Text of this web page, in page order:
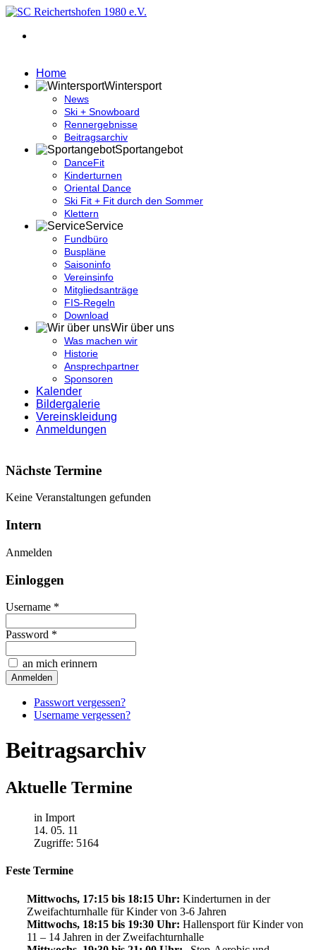
Home
Wintersport
News
Ski + Snowboard
Rennergebnisse
Beitragsarchiv
Sportangebot
DanceFit
Kinderturnen
Oriental Dance
Ski Fit + Fit durch den Sommer
Klettern
Service
Fundbüro
Buspläne
Saisoninfo
Vereinsinfo
Mitgliedsanträge
FIS-Regeln
Download
Wir über uns
Was machen wir
Historie
Ansprechpartner
Sponsoren
Kalender
Bildergalerie
Vereinskleidung
Anmeldungen
Nächste Termine
Keine Veranstaltungen gefunden
Intern
Anmelden
Einloggen
Username *
Password *
an mich erinnern
Passwort vergessen?
Username vergessen?
Beitragsarchiv
Aktuelle Termine
in Import
14. 05. 11
Zugriffe: 5164
Feste Termine
Mittwochs, 17:15 bis 18:15 Uhr: Kinderturnen in der
Zweifachturnhalle für Kinder von 3-6 Jahren
Mittwochs, 18:15 bis 19:30 Uhr: Hallensport für Kinder von
11 – 14 Jahren in der Zweifachturnhalle